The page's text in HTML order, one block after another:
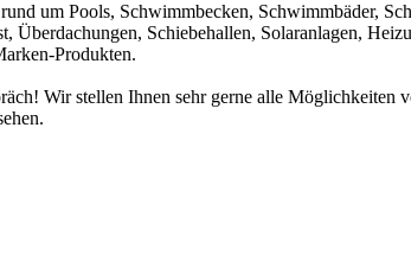
um Pools, Schwimmbecken, Schwimmbäder,
Überdachungen, Schiebehallen, Solaranlagen,
Produkten.
Wir stellen Ihnen sehr gerne alle